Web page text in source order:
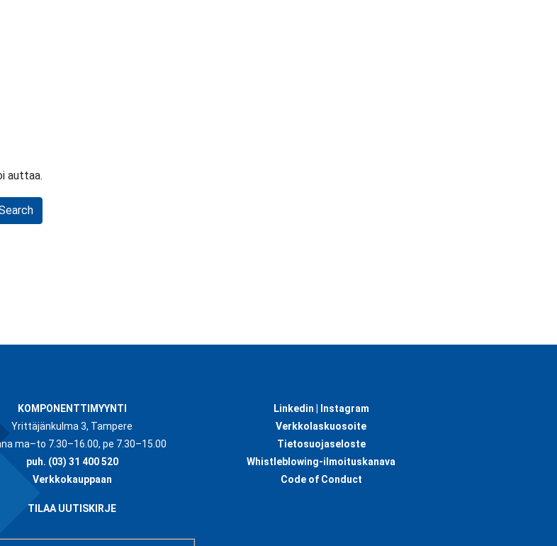
auttaa.
KOMPONENTTIMYYNTI
Yrittäjänkulma 3, Tampere
ma–to 7.30–16.00, pe 7.30–15.00
puh. (03) 31 400 520
Verkkokauppaan
TILAA UUTISKIRJE
Linkedin |
Instagram
Verkkolaskuosoite
Tietosuojaseloste
Whistleblowing-ilmoituskanava
Code of Conduct